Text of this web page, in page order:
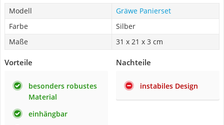
Modell
Gräwe Panierset
Farbe
Silber
Maße
31 x 21 x 3 cm
Vorteile
besonders robustes
Material
einhängbar
Nachteile
instabiles Design